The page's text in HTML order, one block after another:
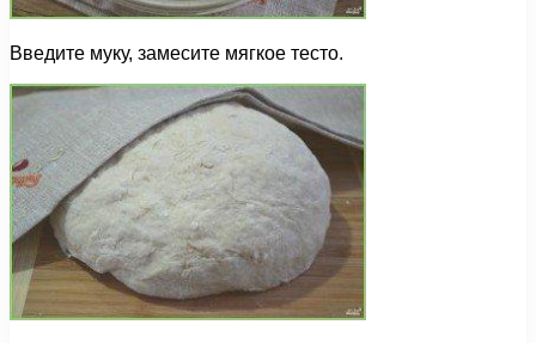
Введите муку, замесите мягкое тесто.